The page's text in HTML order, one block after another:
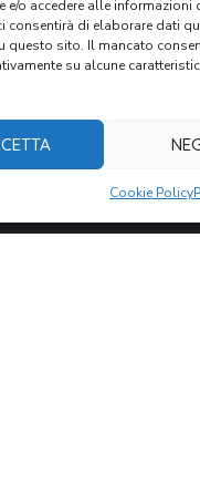
e/o accedere alle
consentirà di elaborare dati
questo sito. Il mancato
su alcune
Cookie Policy
Donazione
Lasciti
Volontariato